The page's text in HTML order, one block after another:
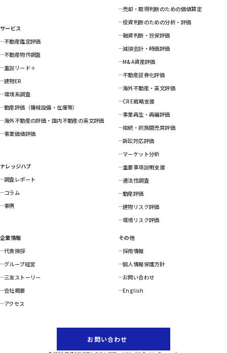
サービス
不動産鑑定評価
不動産物件調査
重説リード＋
建物ER
環境系調査
動産評価（機械設備・在庫等）
海外不動産の評価・国内不動産の英文評価
事業価値評価
売却・取得判断のための価値算定
投資判断のための分析・評価
融資判断・担保評価
減損会計・時価評価
M&A資産評価
不動産証券化評価
海外不動産・英文評価
CRE戦略支援
事業再生・再編評価
相続・同族間売買評価
訴訟対応評価
マーケット分析
重要事項説明支援
遵法性調査
動産評価
建物リスク評価
環境リスク評価
企業情報
代表挨拶
グループ経営
三友ストーリー
会社概要
アクセス
ナレッジハブ
調査レポート
コラム
事例
その他
採用情報
個人情報保護方針
お問い合わせ
English
お問い合わせ